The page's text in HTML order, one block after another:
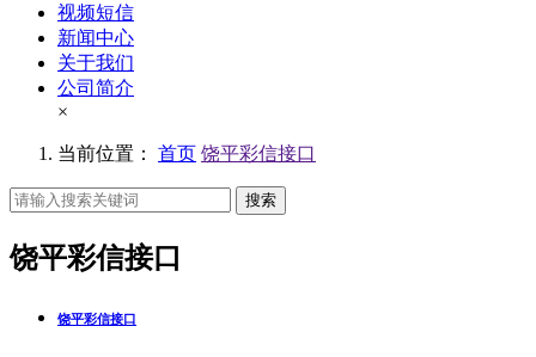
视频短信
新闻中心
关于我们
公司简介
×
当前位置： 首页 饶平彩信接口
搜索
饶平彩信接口
饶平彩信接口